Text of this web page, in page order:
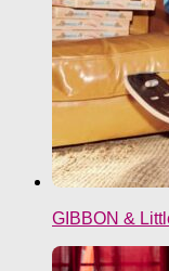
GIBBON &